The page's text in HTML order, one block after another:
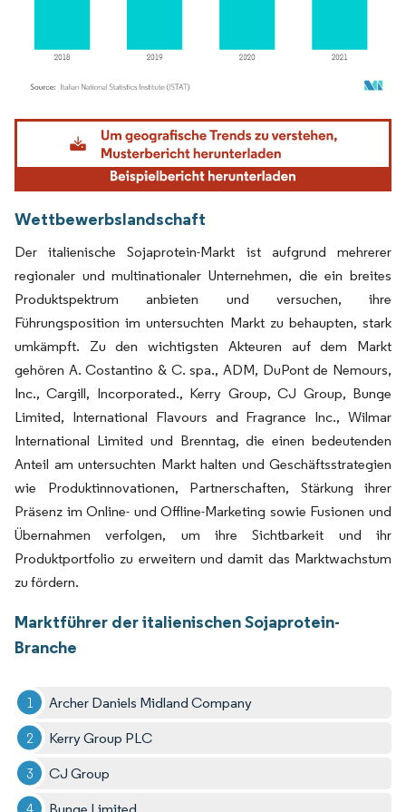
Bild © Mordor Intelligence. Wiederverwendung erfordert Namensnennung gemäß
Wettbewerbslandschaft
Der italienische Sojaprotein-Markt ist aufgrund mehrerer
regionaler und multinationaler Unternehmen, die ein breites
Produktspektrum anbieten und versuchen, ihre
Führungsposition im untersuchten Markt zu behaupten, stark
umkämpft. Zu den wichtigsten Akteuren auf dem Markt
gehören A. Costantino & C. spa., ADM, DuPont de Nemours,
Inc., Cargill, Incorporated., Kerry Group, CJ Group, Bunge
Limited, International Flavours and Fragrance Inc., Wilmar
International Limited und Brenntag, die einen bedeutenden
Anteil am untersuchten Markt halten und Geschäftsstrategien
wie Produktinnovationen, Partnerschaften, Stärkung ihrer
Präsenz im Online- und Offline-Marketing sowie Fusionen und
Übernahmen verfolgen, um ihre Sichtbarkeit und ihr
Produktportfolio zu erweitern und damit das Marktwachstum
zu fördern.
Marktführer der italienischen Sojaprotein-
Branche
Archer Daniels Midland Company
Kerry Group PLC
CJ Group